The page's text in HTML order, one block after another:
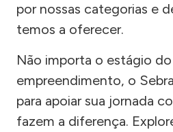
por nossas categorias e
temos a oferecer.
Não importa o estágio
empreendimento, o
para apoiar sua jornada
fazem a diferença.